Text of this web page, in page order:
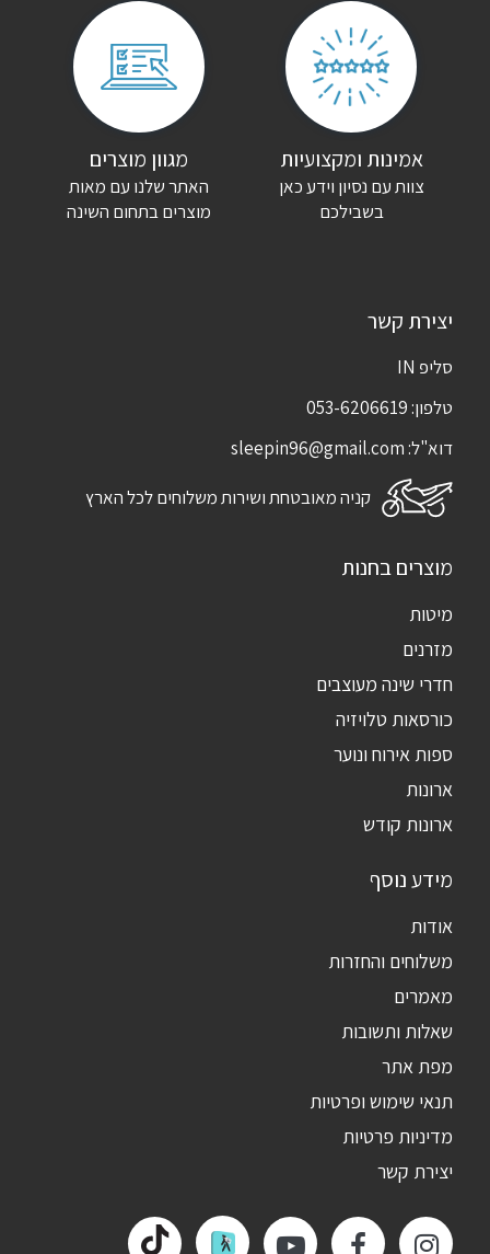
שמור בדפדפן זה את השם, האימייל והאתר שלי לפעם הבאה שאגיב.
אמינות ומקצועיות
צוות עם נסיון וידע כאן
בשבילכם
מגוון מוצרים
האתר שלנו עם מאות
מוצרים בתחום השינה
יצירת קשר
סליפ IN
טלפון:053-6206619
דוא"ל:sleepin96@gmail.com
קניה מאובטחת ושירות משלוחים לכל הארץ
מוצרים בחנות
מיטות
מזרנים
חדרי שינה מעוצבים
כורסאות טלויזיה
ספות אירוח ונוער
ארונות
ארונות קודש
מידע נוסף
אודות
משלוחים והחזרות
מאמרים
שאלות ותשובות
מפת אתר
תנאי שימוש ופרטיות
מדיניות פרטיות
יצירת קשר